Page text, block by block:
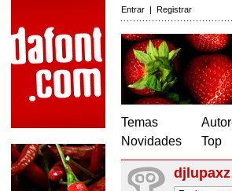
Entrar | Registrar
Temas
Novidades
Top
djlupaxz